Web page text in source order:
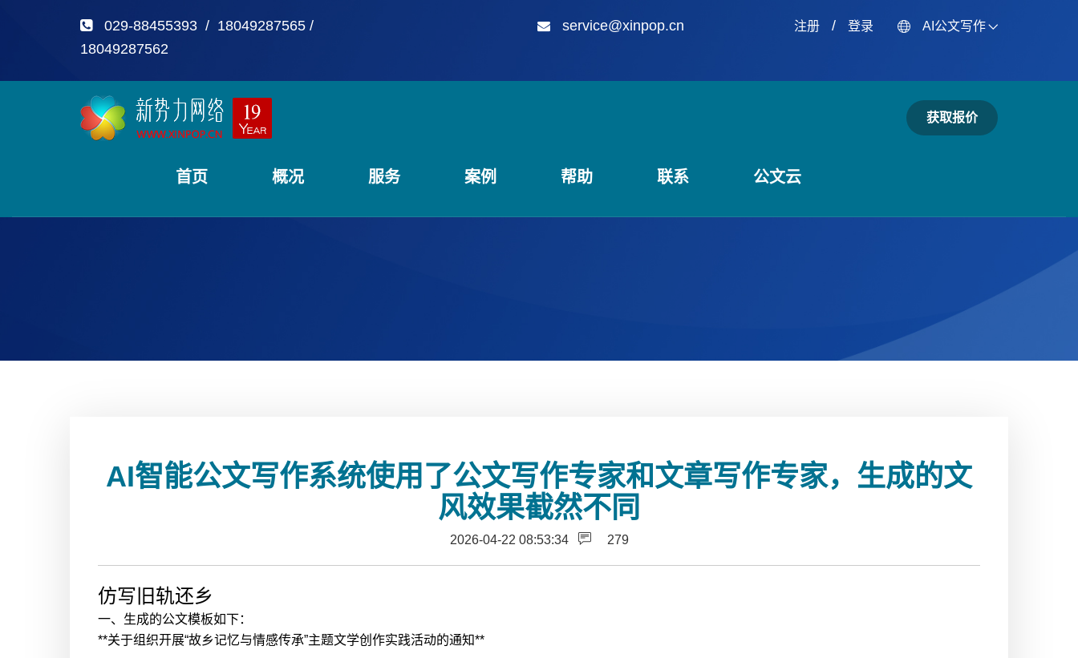
029-88455393 / 18049287565 /
18049287562
service@xinpop.cn 注册/ 登录 AI公文写作
首页 概况 服务 案例 帮助 联系 公文云
获取报价
AI智能公文写作系统使用了公文写作专家和文章写作专家，生成的文
风效果截然不同
2026-04-22 08:53:34 279
仿写旧轨还乡
一、生成的公文模板如下：
**关于组织开展“故乡记忆与情感传承”主题文学创作实践活动的通知**